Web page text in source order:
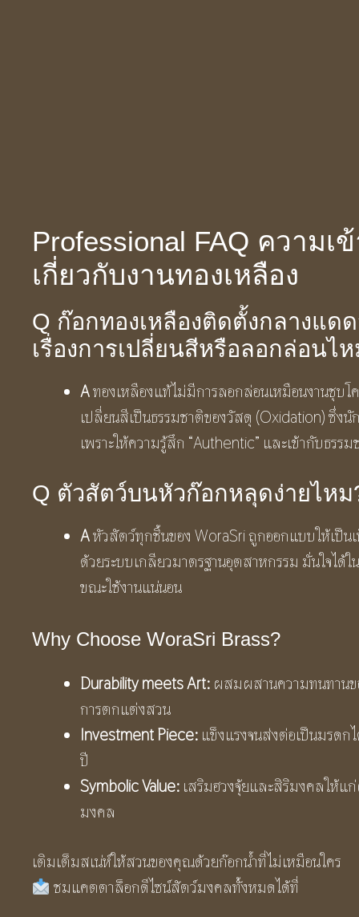
Professional FAQ ความเ
เกี่ยวกับงานทองเหลือง
Q ก๊อกทองเหลืองติดตั้งกลางแด
เรื่องการเปลี่ยนสีหรือลอกล่อนไ
Aทองเหลืองแท้ไม่มีการลอกล่อนเหมือนงานชุบโ
เปลี่ยนสีเป็นธรรมชาติของวัสดุ (Oxidation) ซึ่ง
เพราะให้ความรู้สึก “Authentic” และเข้ากับธรร
Q ตัวสัตว์บนหัวก๊อกหลุดง่ายไหม
Aหัวสัตว์ทุกชิ้นของ WoraSri ถูกออกแบบให้เป็น
ด้วยระบบเกลียวมาตรฐานอุตสาหกรรม มั่นใจได้
ขณะใช้งานแน่นอน
Why Choose WoraSri Brass?
Durability meets Art: ผสมผสานความทนทานข
การตกแต่งสวน
Investment Piece: แข็งแรงจนส่งต่อเป็นมรด
ปี
Symbolic Value: เสริมฮวงจุ้ยและสิริมงคลให้แ
มงคล
เติมเต็มสเน่ห์ให้สวนของคุณด้วยก๊อกน้ำที่ไม่เหมือนใคร
ชมแคตตาล็อกดีไซน์สัตว์มงคลทั้งหมดได้ที่